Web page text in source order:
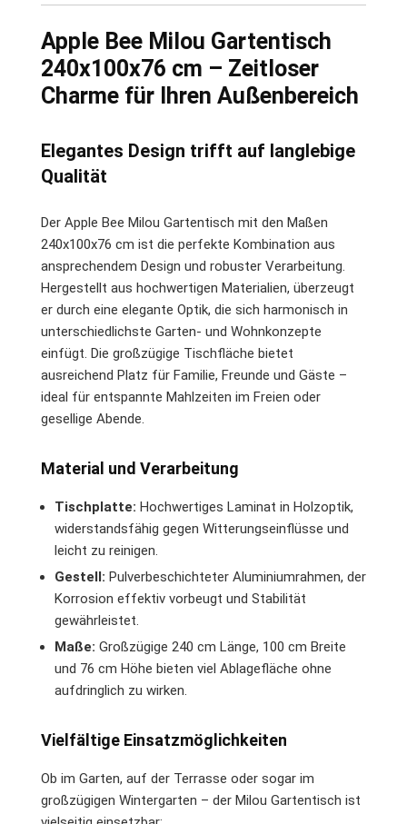
Apple Bee Milou Gartentisch
240x100x76 cm – Zeitloser
Charme für Ihren Außenbereich
Elegantes Design trifft auf langlebige
Qualität
Der Apple Bee Milou Gartentisch mit den Maßen
240x100x76 cm ist die perfekte Kombination aus
ansprechendem Design und robuster Verarbeitung.
Hergestellt aus hochwertigen Materialien, überzeugt
er durch eine elegante Optik, die sich harmonisch in
unterschiedlichste Garten- und Wohnkonzepte
einfügt. Die großzügige Tischfläche bietet
ausreichend Platz für Familie, Freunde und Gäste –
ideal für entspannte Mahlzeiten im Freien oder
gesellige Abende.
Material und Verarbeitung
Tischplatte: Hochwertiges Laminat in Holzoptik,
widerstandsfähig gegen Witterungseinflüsse und
leicht zu reinigen.
Gestell: Pulverbeschichteter Aluminiumrahmen, der
Korrosion effektiv vorbeugt und Stabilität
gewährleistet.
Maße: Großzügige 240 cm Länge, 100 cm Breite
und 76 cm Höhe bieten viel Ablagefläche ohne
aufdringlich zu wirken.
Vielfältige Einsatzmöglichkeiten
Ob im Garten, auf der Terrasse oder sogar im
großzügigen Wintergarten – der Milou Gartentisch ist